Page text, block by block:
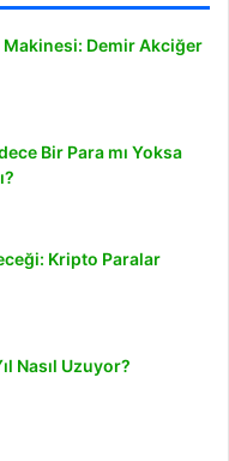
Demir Akciğer
Bir Para mı Yoksa
Kripto Paralar
Nasıl Uzuyor?